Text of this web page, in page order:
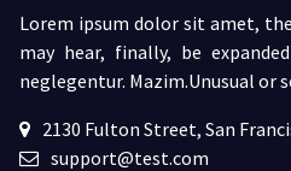
Lorem ipsum dolor sit amet,
may hear, finally, be
neglegentur. Mazim.Unusual or
2130 Fulton Street, San
support@test.com